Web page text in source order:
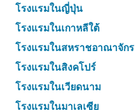
โรงแรมในญี่ปุ่น
โรงแรมในเกาหลีใต้
โรงแรมในสหราชอาณาจักร
โรงแรมในสิงคโปร์
โรงแรมในเวียดนาม
โรงแรมในมาเลเซีย